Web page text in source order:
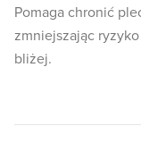
Pomaga chronić
zmniejszając
bliżej.